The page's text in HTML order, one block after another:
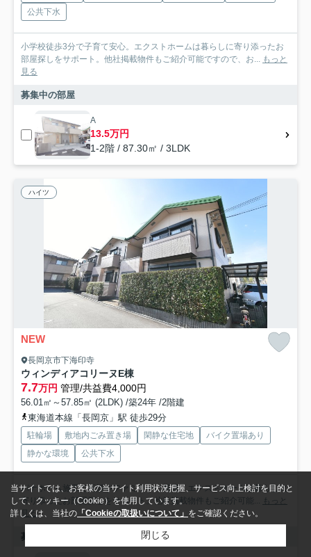
公共下水
小学校徒歩3分で子育て安心。エクストホームは暮らしに寄り添ったお
部屋探しをサポート。他社掲載物件もご紹介可能ですので、お... もっと
見る
募集中の部屋
A
13.5万円
1-2階 / 87.30㎡ / 3LDK
ハイツ
NEW
長岡京市下海印寺
ウィンディアコリーヌE棟
7.7万円 管理/共益費4,000円
56.01㎡～57.85㎡ (2LDK) /築24年 /2階建
東海道本線「長岡京」駅 徒歩29分
駐輪場 敷地内ごみ置き場 閑静な住宅地
バイク置場あり
静かな環境
公共下水
パナホーム施工で新婚やファミリーに最適。エクストホームは暮らしに
寄り添ったお部屋探しをサポート。他社掲載物件もご紹介可能...
もっと
見る
募集中の部屋
当サイトでは、お客様の当サイト利用状況把握、サービス向上検討を目的と
して、クッキー（Cookie）を使用しています。
詳しくは、当社の 「Cookieの取扱いについて」 をご確認ください。
閉じる